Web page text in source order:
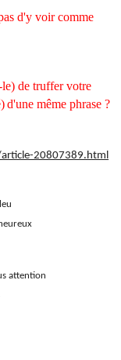
d'y voir comme
le) de truffer votre
d'une même phrase ?
20807389.html
attention